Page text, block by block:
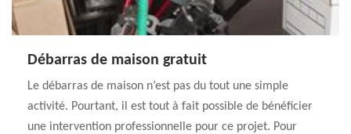
Débarras de maison gratuit
Le débarras de maison n’est pas du tout une simple
activité. Pourtant, il est tout à fait possible de bénéficier
une intervention professionnelle pour ce projet. Pour